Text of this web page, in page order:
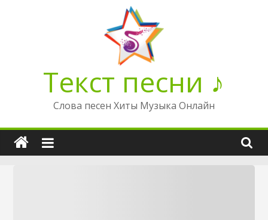
Текст песни ♪
Слова песен Хиты Музыка Онлайн